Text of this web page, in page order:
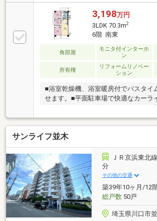
間駆けつけサービス付き■リフォーム
下旬完了）・システムキッチン交換
換・洗面化粧台交換・トイレ交換・
交換・フローリング張替えなど
3,198万円
3LDK 70.3m2
6階 南東
角部屋
モニタ付インターホ
ン
所有権
リフォームリノベー
ション
■浴室乾燥機、浴室暖房付でバスタイ
せます。■平面駐車場で快適なカーラ
可。■鳩ケ谷駅から徒歩6分で通勤通
です。住宅ローン相談会も同時開催
ローンの試算やご購入の際にかかる諸
っております。しっかりとした資金
をさせて頂きますので、お気軽にご
客様一人一人に合わせたライフプラン
ていただきます。資金計画、住宅ロー
お気軽にご相談ください。お問い合わ
おります。
サンライフ並木
ＪＲ京浜東北
分
その他の交通
築39年10ヶ月/12
総戸数50戸
埼玉県川口市